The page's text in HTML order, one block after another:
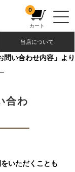
0
カート
当店について
問い合わせ内容」より
合わ
いただくことも